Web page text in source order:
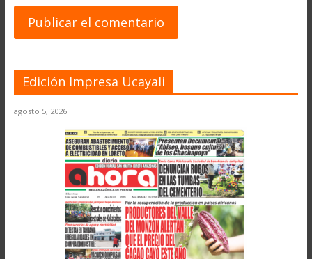
Edición Impresa Ucayali
agosto 5, 2026